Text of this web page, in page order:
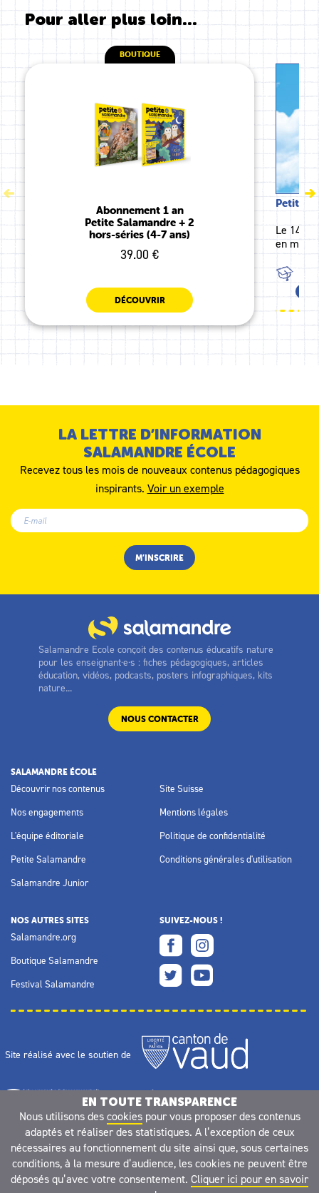
Pour aller plus loin...
BOUTIQUE
Abonnement 1 an
Petite Salamandre + 2
hors-séries (4-7 ans)
39.00 €
DÉCOUVRIR
Petite
Le 14e
en mars
LA LETTRE D’INFORMATION
SALAMANDRE ÉCOLE
Recevez tous les mois de nouveaux contenus pédagogiques
inspirants. Voir un exemple
Salamandre Ecole conçoit des contenus éducatifs nature
pour les enseignant·e·s : fiches pédagogiques, articles
éducation, vidéos, podcasts, posters infographiques, kits
nature...
NOUS CONTACTER
SALAMANDRE ÉCOLE
Découvrir nos contenus
Nos engagements
L'équipe éditoriale
Petite Salamandre
Salamandre Junior
Site Suisse
Mentions légales
Politique de confidentialité
Conditions générales d'utilisation
NOS AUTRES SITES
Salamandre.org
Boutique Salamandre
Festival Salamandre
SUIVEZ-NOUS !
Site réalisé avec le soutien de
EN TOUTE TRANSPARENCE
Nous utilisons des cookiespour vous proposer des contenus
adaptés et réaliser des statistiques. A l’exception de ceux
nécessaires au fonctionnement du site ainsi que, sous certaines
conditions, à la mesure d’audience, les cookies ne peuvent être
déposés qu’avec votre consentement. Cliquer ici pour en savoir